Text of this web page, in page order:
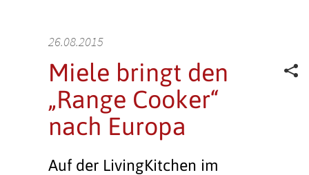
26.08.2015
Miele bringt den
„Range Cooker“
nach Europa
Auf der LivingKitchen im